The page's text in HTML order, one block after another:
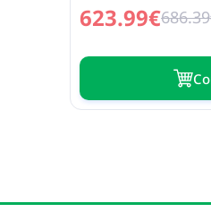
623.99€